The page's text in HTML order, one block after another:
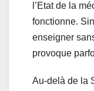
l’Etat de la
fonctionne.
enseigner
provoque
Au-delà de la